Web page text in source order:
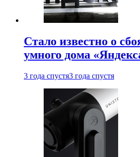
Стало известно о
умного дома
3 года спустя3 года спустя